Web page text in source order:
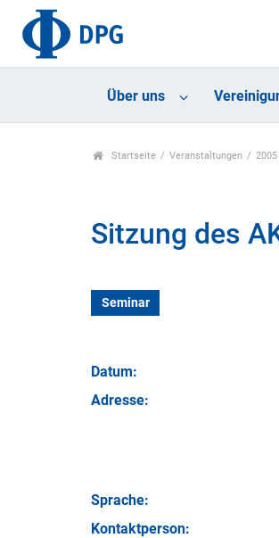
Über uns
Startseite Veranstaltungen 2005
Sitzung des
Seminar
Datum:
Adresse:
Sprache:
Kontakt­person: